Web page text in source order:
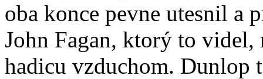
oba konce pevne utesnil a
John Fagan, ktorý to
hadicu vzduchom.